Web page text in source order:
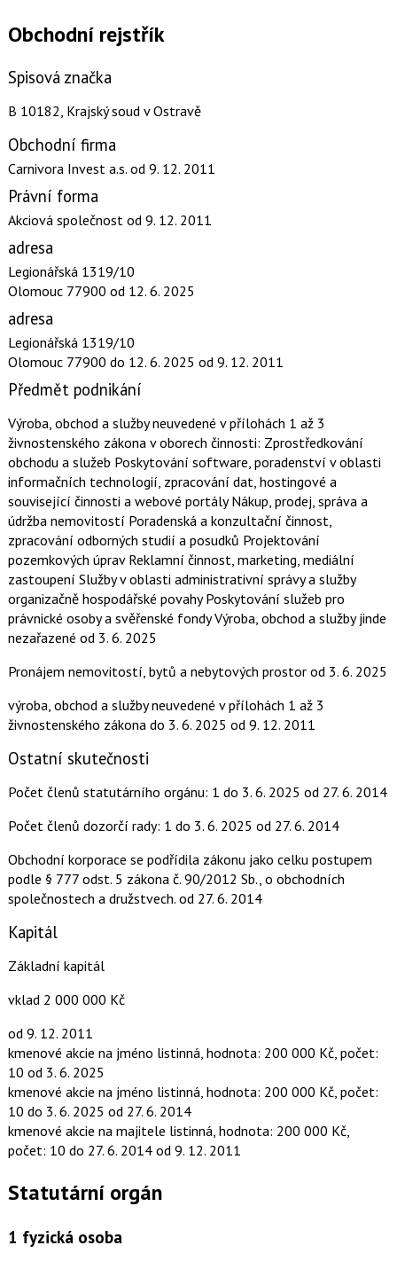
Obchodní rejstřík
Spisová značka
B 10182, Krajský soud v Ostravě
Obchodní firma
Carnivora Invest a.s. od 9. 12. 2011
Právní forma
Akciová společnost od 9. 12. 2011
adresa
Legionářská 1319/10
Olomouc 77900 od 12. 6. 2025
adresa
Legionářská 1319/10
Olomouc 77900 do 12. 6. 2025 od 9. 12. 2011
Předmět podnikání
Výroba, obchod a služby neuvedené v přílohách 1 až 3
živnostenského zákona v oborech činnosti: Zprostředkování
obchodu a služeb Poskytování software, poradenství v oblasti
informačních technologií, zpracování dat, hostingové a
související činnosti a webové portály Nákup, prodej, správa a
údržba nemovitostí Poradenská a konzultační činnost,
zpracování odborných studií a posudků Projektování
pozemkových úprav Reklamní činnost, marketing, mediální
zastoupení Služby v oblasti administrativní správy a služby
organizačně hospodářské povahy Poskytování služeb pro
právnické osoby a svěřenské fondy Výroba, obchod a služby jinde
nezařazené od 3. 6. 2025
Pronájem nemovitostí, bytů a nebytových prostor od 3. 6. 2025
výroba, obchod a služby neuvedené v přílohách 1 až 3
živnostenského zákona do 3. 6. 2025 od 9. 12. 2011
Ostatní skutečnosti
Počet členů statutárního orgánu: 1 do 3. 6. 2025 od 27. 6. 2014
Počet členů dozorčí rady: 1 do 3. 6. 2025 od 27. 6. 2014
Obchodní korporace se podřídila zákonu jako celku postupem
podle § 777 odst. 5 zákona č. 90/2012 Sb., o obchodních
společnostech a družstvech. od 27. 6. 2014
Kapitál
Základní kapitál
vklad 2 000 000 Kč
od 9. 12. 2011
kmenové akcie na jméno listinná, hodnota: 200 000 Kč, počet:
10 od 3. 6. 2025
kmenové akcie na jméno listinná, hodnota: 200 000 Kč, počet:
10 do 3. 6. 2025 od 27. 6. 2014
kmenové akcie na majitele listinná, hodnota: 200 000 Kč,
počet: 10 do 27. 6. 2014od 9. 12. 2011
Statutární orgán
1 fyzická osoba